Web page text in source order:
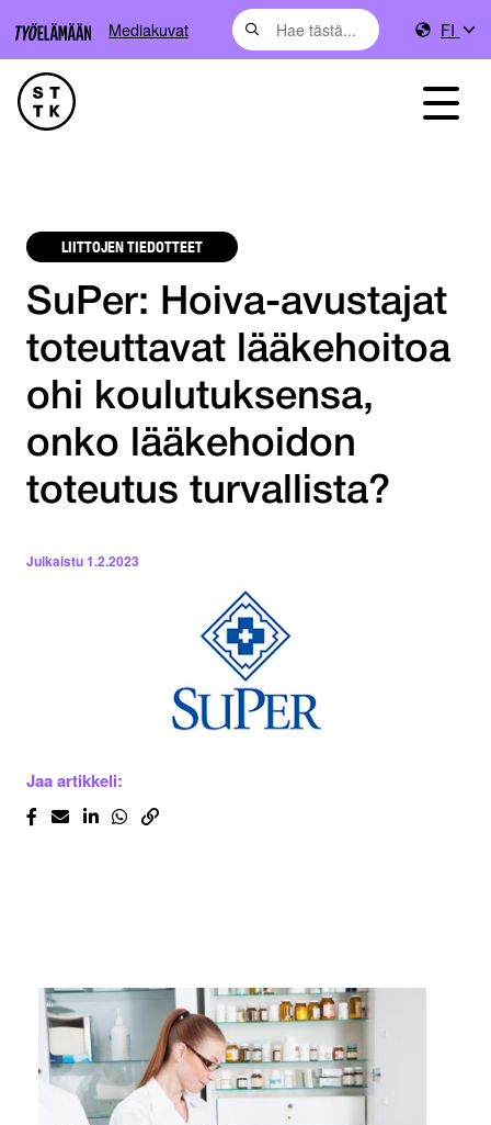
Mediakuvat FI
LIITTOJEN TIEDOTTEET
SuPer: Hoiva-avustajat
toteuttavat lääkehoitoa
ohi koulutuksensa,
onko lääkehoidon
toteutus turvallista?
Julkaistu1.2.2023
Jaa artikkeli: